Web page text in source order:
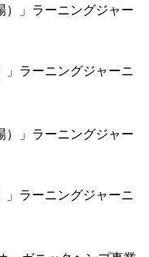
」ラーニングジャーニ
」ラーニングジャーニ